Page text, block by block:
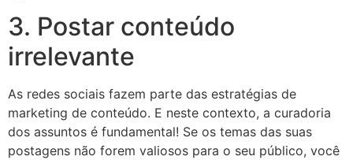
3. Postar conteúdo
irrelevante
As redes sociais fazem parte das estratégias de
marketing de conteúdo. E neste contexto, a curadoria
dos assuntos é fundamental! Se os temas das suas
postagens não forem valiosos para o seu público, você